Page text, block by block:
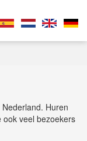
Huren
ook veel bezoekers